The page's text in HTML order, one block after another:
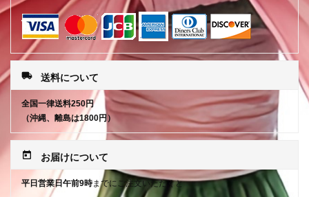
local_shipping 送料について
全国一律送料250円
（沖縄、離島は1800円）
today お届けについて
平日営業日午前9時までにご注文いただくと